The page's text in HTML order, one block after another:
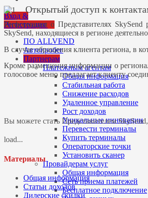
Вход &
Регистрация
ПО ALLVEND
Автопробег
Партнерам
Платежным агентам
Общая информация
Стабильная работа
Снижение расходов
Удаленное управление
Рост доходов
Уникальные инновации
Перевести терминалы
Купить терминалы
Операторские точки
Установить сканер
Провайдерам услуг
Общая информация
Сеть приема платежей
Бесплатное подключение
Открытый доступ к
Информация о Представителях SkySend
SkySend, находящиеся в регионе
В случае обращения клиента региона, в
Кроме размещения информации о
голосовое меню предлагает клиенту
Вы можете стать Представителем
load...
Материалы
Общая информация
Статьи доходов
Дилерские скидки